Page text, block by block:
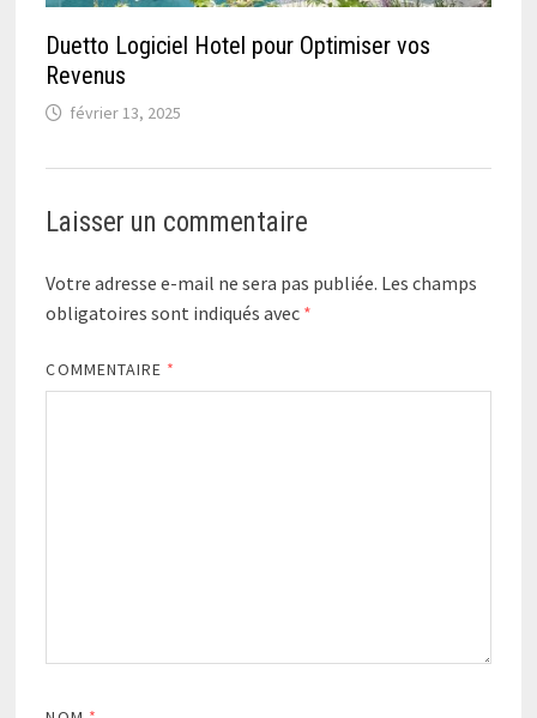
Duetto Logiciel Hotel pour Optimiser vos
Revenus
février 13, 2025
Laisser un commentaire
Votre adresse e-mail ne sera pas publiée. Les champs
obligatoires sont indiqués avec *
COMMENTAIRE *